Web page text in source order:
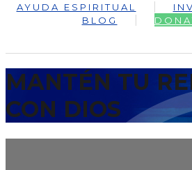
AYUDA ESPIRITUAL
BLOG
MANTÉN TU
CON DIOS